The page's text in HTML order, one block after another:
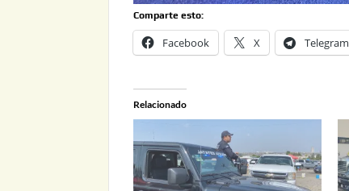
Comparte esto:
Facebook X Telegram
Relacionado